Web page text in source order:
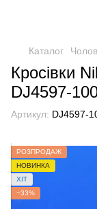
Каталог
Кросівки
DJ4597-
Артикул: DJ4597-
РОЗПРОДАЖ
НОВИНКА
ХІТ
−33%